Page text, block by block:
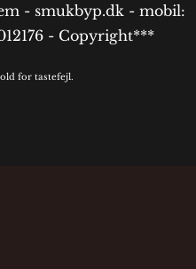
- smukbyp.dk - mobil:
- Copyright***
for tastefejl.